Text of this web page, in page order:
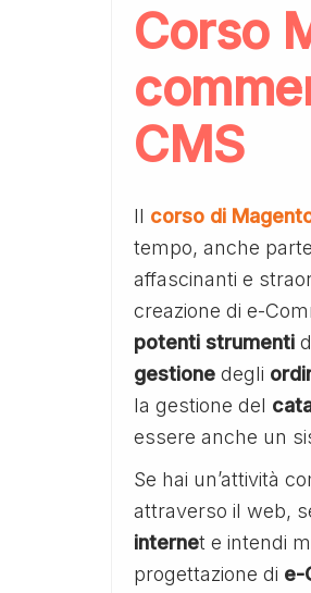
Corso
CMS
Il corso di
tempo, anche
affascinanti e
creazione di e-
potenti strumenti
gestione degli
la gestione del
essere anche un
Se hai un’attività
attraverso il web,
internet e intendi
progettazione di e-